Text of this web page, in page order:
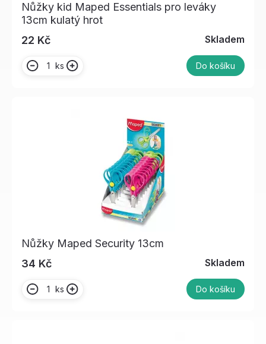
Nůžky kid Maped Essentials pro leváky
13cm kulatý hrot
22 Kč
Skladem
ks Do košíku
Nůžky Maped Security 13cm
34 Kč
Skladem
ks Do košíku